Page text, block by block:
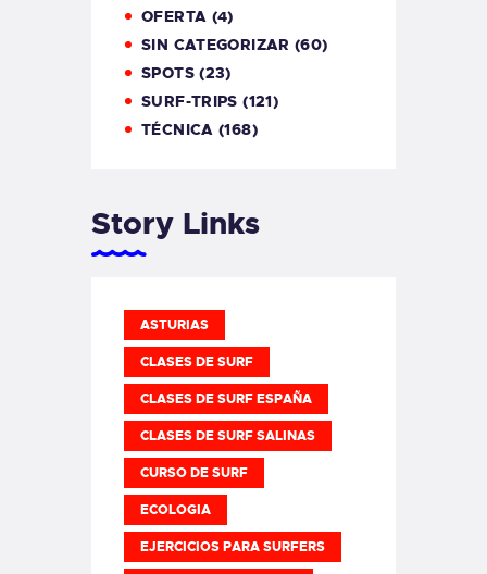
OFERTA (4)
SIN CATEGORIZAR (60)
SPOTS(23)
SURF-TRIPS (121)
TÉCNICA (168)
Story Links
ASTURIAS
CLASES DE SURF
CLASES DE SURF ESPAÑA
CLASES DE SURF SALINAS
CURSO DE SURF
ECOLOGIA
EJERCICIOS PARA SURFERS